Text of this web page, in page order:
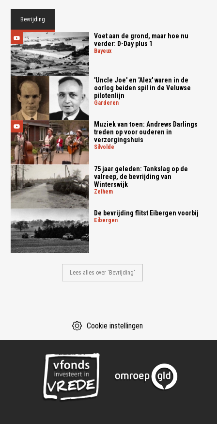
Bevrijding
Voet aan de grond, maar hoe nu
verder: D-Day plus 1
bayeux
'Uncle Joe' en 'Alex' waren in de
oorlog beiden spil in de Veluwse
pilotenlijn
garderen
Muziek van toen: Andrews Darlings
treden op voor ouderen in
verzorgingshuis
silvolde
75 jaar geleden: Tankslag op de
valreep, de bevrijding van
Winterswijk
zelhem
De bevrijding flitst Eibergen voorbij
eibergen
Lees alles over 'Bevrijding'
Cookie instellingen